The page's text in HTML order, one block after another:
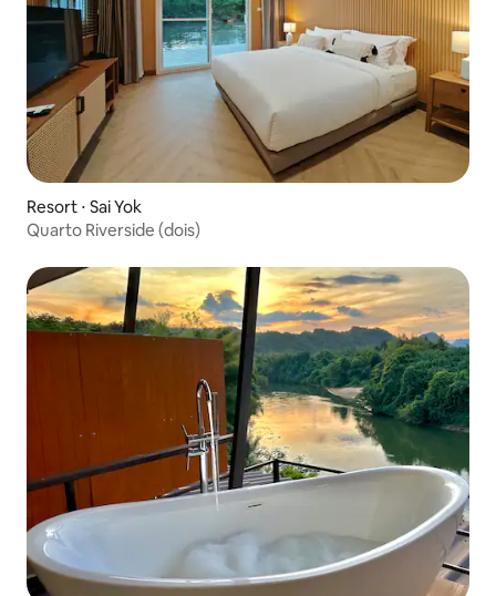
Resort ⋅ Sai Yok
Quarto Riverside (dois)